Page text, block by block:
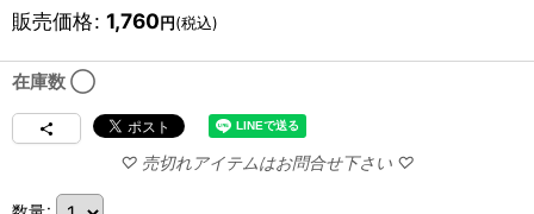
販売価格: 1,760円(税込)
在庫数 ◯